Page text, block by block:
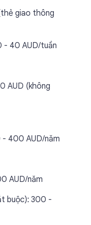
giao thông
- 40 AUD/tuần
AUD (không
- 400 AUD/năm
AUD/năm
buộc): 300 -